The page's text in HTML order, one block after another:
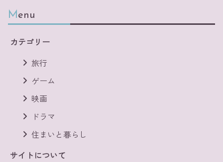
Menu
カテゴリー
旅行
ゲーム
映画
ドラマ
住まいと暮らし
サイトについて